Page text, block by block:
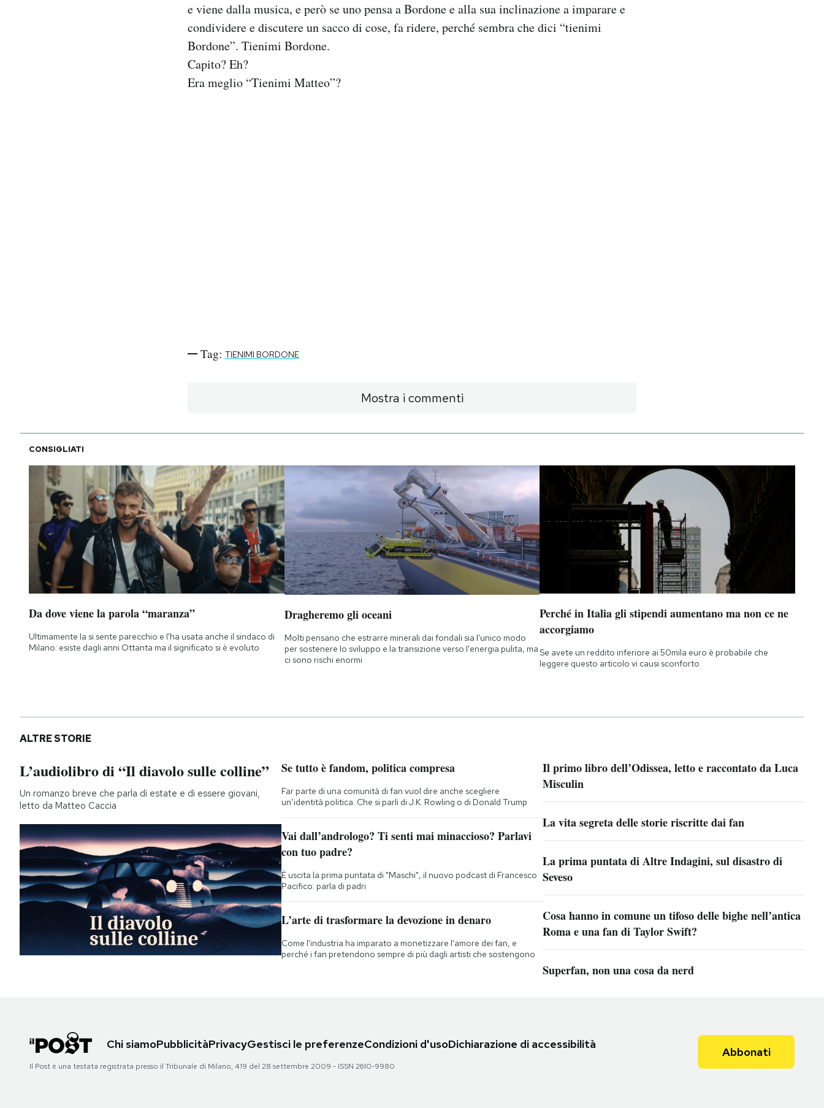
e viene dalla musica, e però se uno pensa a Bordone e alla sua inclinazione a imparare e
condividere e discutere un sacco di cose, fa ridere, perché sembra che dici “tienimi
Bordone”. Tienimi Bordone.
Capito? Eh?
Era meglio “Tienimi Matteo”?
Tag: TIENIMI BORDONE
Mostra i commenti
CONSIGLIATI
Da dove viene la parola “maranza”
Ultimamente la si sente parecchio e l'ha usata anche il sindaco di
Milano: esiste dagli anni Ottanta ma il significato si è evoluto
Dragheremo gli oceani
Molti pensano che estrarre minerali dai fondali sia l'unico modo
per sostenere lo sviluppo e la transizione verso l'energia pulita, ma
ci sono rischi enormi
Perché in Italia gli stipendi aumentano ma non ce ne
accorgiamo
Se avete un reddito inferiore ai 50mila euro è probabile che
leggere questo articolo vi causi sconforto
ALTRE STORIE
L’audiolibro di “Il diavolo sulle colline”
Un romanzo breve che parla di estate e di essere giovani,
letto da Matteo Caccia
Se tutto è fandom, politica compresa
Far parte di una comunità di fan vuol dire anche scegliere
un’identità politica. Che si parli di J.K. Rowling o di Donald Trump
Vai dall’andrologo? Ti senti mai minaccioso? Parlavi
con tuo padre?
È uscita la prima puntata di "Maschi", il nuovo podcast di Francesco
Pacifico: parla di padri
L’arte di trasformare la devozione in denaro
Come l'industria ha imparato a monetizzare l'amore dei fan, e
perché i fan pretendono sempre di più dagli artisti che sostengono
Il primo libro dell’Odissea, letto e raccontato da Luca
Misculin
La vita segreta delle storie riscritte dai fan
La prima puntata di Altre Indagini, sul disastro di
Seveso
Cosa hanno in comune un tifoso delle bighe nell’antica
Roma e una fan di Taylor Swift?
Superfan, non una cosa da nerd
Chi siamoPubblicitàPrivacyGestisci le preferenzeCondizioni d'usoDichiarazione di accessibilità
Il Post è una testata registrata presso il Tribunale di Milano, 419 del 28 settembre 2009 - ISSN 2610-9980
Abbonati